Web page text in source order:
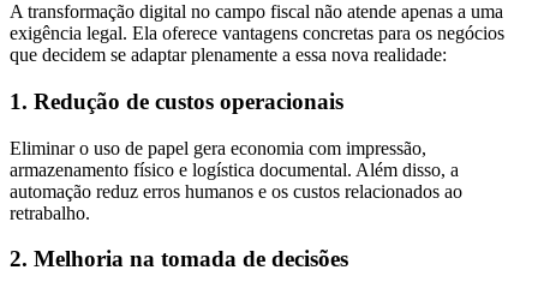
A transformação digital no campo fiscal não atende apenas a uma
exigência legal. Ela oferece vantagens concretas para os negócios
que decidem se adaptar plenamente a essa nova realidade:
1. Redução de custos operacionais
Eliminar o uso de papel gera economia com impressão,
armazenamento físico e logística documental. Além disso, a
automação reduz erros humanos e os custos relacionados ao
retrabalho.
2. Melhoria na tomada de decisões